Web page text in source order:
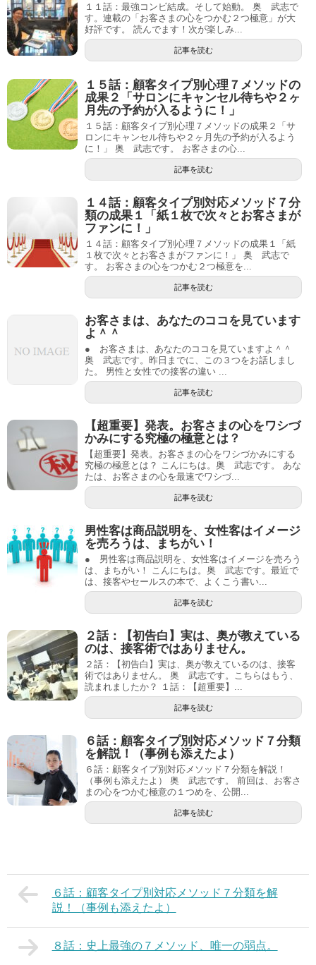
１１話：最強コンビ結成。そして始動。 奥 武志で
す。連載の「お客さまの心をつかむ２つ極意」が大
好評です。 読んでます！次が楽しみ...
記事を読む
１５話：顧客タイプ別心理７メソッドの
成果２「サロンにキャンセル待ちや２ヶ
月先の予約が入るように！」
１５話：顧客タイプ別心理７メソッドの成果２「サ
ロンにキャンセル待ちや２ヶ月先の予約が入るよう
に！」 奥 武志です。 お客さまの心...
記事を読む
１４話：顧客タイプ別対応メソッド７分
類の成果１「紙１枚で次々とお客さまが
ファンに！」
１４話：顧客タイプ別心理７メソッドの成果１「紙
１枚で次々とお客さまがファンに！」 奥 武志で
す。 お客さまの心をつかむ２つ極意を...
記事を読む
お客さまは、あなたのココを見ています
よ＾＾
● お客さまは、あなたのココを見ていますよ＾＾
奥 武志です。昨日までに、この３つをお話しまし
た。 男性と女性での接客の違い ...
記事を読む
【超重要】発表。お客さまの心をワシづ
かみにする究極の極意とは？
【超重要】発表。お客さまの心をワシづかみにする
究極の極意とは？ こんにちは。奥 武志です。 あな
たは、お客さまの心を最速でワシづ...
記事を読む
男性客は商品説明を、女性客はイメージ
を売ろうは、まちがい！
● 男性客は商品説明を、女性客はイメージを売ろう
は、まちがい！ こんにちは。奥 武志です。最近で
は、接客やセールスの本で、よくこう書い...
記事を読む
２話：【初告白】実は、奥が教えている
のは、接客術ではありません。
２話：【初告白】実は、奥が教えているのは、接客
術ではありません。 奥 武志です。こちらはもう、
読まれましたか？ １話：【超重要】...
記事を読む
６話：顧客タイプ別対応メソッド７分類
を解説！（事例も添えたよ）
６話：顧客タイプ別対応メソッド７分類を解説！
（事例も添えたよ） 奥 武志です。 前回は、お客さ
まの心をつかむ極意の１つめを、公開...
記事を読む
６話：顧客タイプ別対応メソッド７分類を解
説！（事例も添えたよ）
８話：史上最強の７メソッド、唯一の弱点。